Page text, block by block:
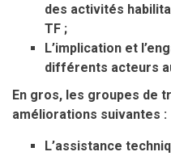
des activités
TF ;
L’implication et
différents acteurs
En gros, les groupes de
améliorations suivantes :
L’assistance